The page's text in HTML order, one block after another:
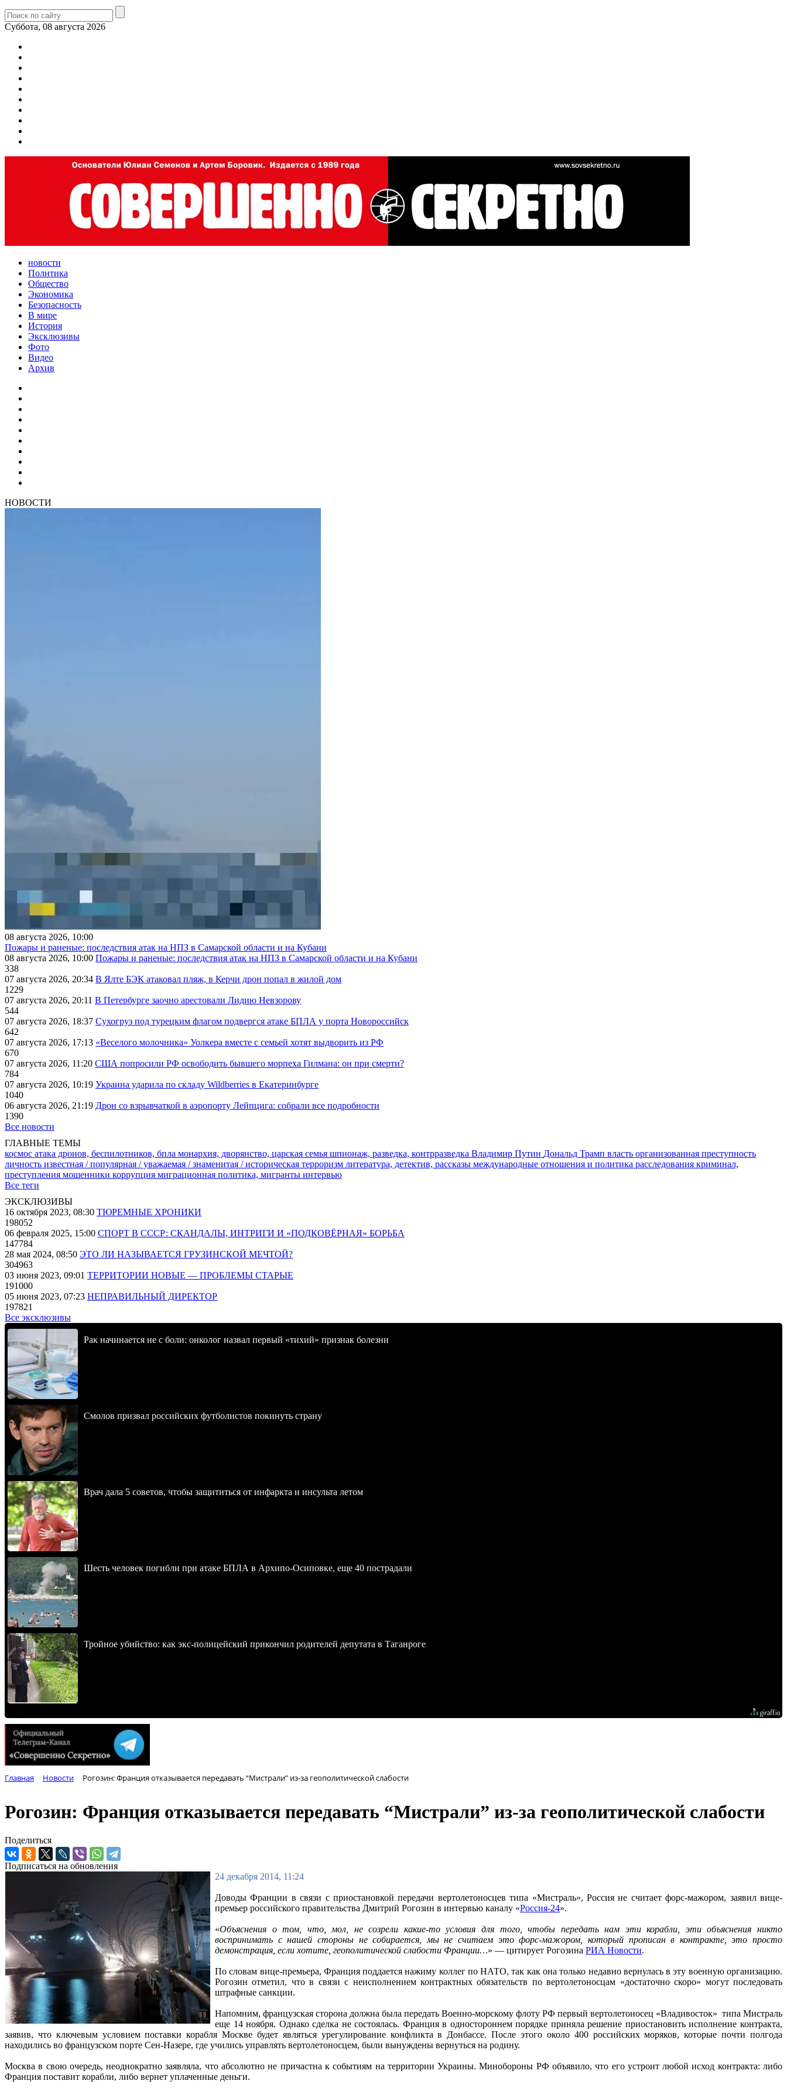
Суббота, 08 августа 2026
новости
Политика
Общество
Экономика
Безопасность
В мире
История
Эксклюзивы
Фото
Видео
Архив
НОВОСТИ
08 августа 2026, 10:00
Пожары и раненые: последствия атак на НПЗ в Самарской области и на Кубани
08 августа 2026, 10:00 Пожары и раненые: последствия атак на НПЗ в Самарской области и на Кубани
338
07 августа 2026, 20:34 В Ялте БЭК атаковал пляж, в Керчи дрон попал в жилой дом
1229
07 августа 2026, 20:11 В Петербурге заочно арестовали Лидию Невзорову
544
07 августа 2026, 18:37 Сухогруз под турецким флагом подвергся атаке БПЛА у порта Новороссийск
642
07 августа 2026, 17:13 «Веселого молочника» Уолкера вместе с семьей хотят выдворить из РФ
670
07 августа 2026, 11:20 США попросили РФ освободить бывшего морпеха Гилмана: он при смерти?
784
07 августа 2026, 10:19 Украина ударила по складу Wildberries в Екатеринбурге
1040
06 августа 2026, 21:19 Дрон со взрывчаткой в аэропорту Лейпцига: собрали все подробности
1390
Все новости
ГЛАВНЫЕ ТЕМЫ
космос атака дронов, беспилотников, бпла монархия, дворянство, царская семья шпионаж, разведка, контрразведка Владимир Путин Дональд Трамп власть организованная преступность
личность известная / популярная / уважаемая / знаменитая / историческая терроризм литература, детектив, рассказы международные отношения и политика расследования криминал,
преступления мошенники коррупция миграционная политика, мигранты интервью
Все теги
ЭКСКЛЮЗИВЫ
16 октября 2023, 08:30 ТЮРЕМНЫЕ ХРОНИКИ
198052
06 февраля 2025, 15:00 СПОРТ В СССР: СКАНДАЛЫ, ИНТРИГИ И «ПОДКОВЁРНАЯ» БОРЬБА
147784
28 мая 2024, 08:50 ЭТО ЛИ НАЗЫВАЕТСЯ ГРУЗИНСКОЙ МЕЧТОЙ?
304963
03 июня 2023, 09:01 ТЕРРИТОРИИ НОВЫЕ — ПРОБЛЕМЫ СТАРЫЕ
191000
05 июня 2023, 07:23 НЕПРАВИЛЬНЫЙ ДИРЕКТОР
197821
Все эксклюзивы
Рак начинается не с боли: онколог назвал первый «тихий» признак болезни
Смолов призвал российских футболистов покинуть страну
Врач дала 5 советов, чтобы защититься от инфаркта и инсульта летом
Шесть человек погибли при атаке БПЛА в Архипо-Осиповке, еще 40 пострадали
Тройное убийство: как экс-полицейский прикончил родителей депутата в Таганроге
Главная Новости Рогозин: Франция отказывается передавать “Мистрали” из-за геополитической слабости
Рогозин: Франция отказывается передавать “Мистрали” из-за геополитической слабости
Поделиться
Подписаться на обновления
24 декабря 2014, 11:24
Доводы Франции в связи с приостановкой передачи вертолетоносцев типа «Мистраль», Россия не считает форс-мажором, заявил вице-
премьер российского правительства Дмитрий Рогозин в интервью каналу «Россия-24».
«Объяснения о том, что, мол, не созрели какие-то условия для того, чтобы передать нам эти корабли, эти объяснения никто
воспринимать с нашей стороны не собирается, мы не считаем это форс-мажором, который прописан в контракте, это просто
демонстрация, если хотите, геополитической слабости Франции…» — цитирует Рогозина РИА Новости.
По словам вице-премьера, Франция поддается нажиму коллег по НАТО, так как она только недавно вернулась в эту военную организацию.
Рогозин отметил, что в связи с неисполнением контрактных обязательств по вертолетоносцам «достаточно скоро» могут последовать
штрафные санкции.
Напомним, французская сторона должна была передать Военно-морскому флоту РФ первый вертолетоносец «Владивосток» типа Мистраль
еще 14 ноября. Однако сделка не состоялась. Франция в одностороннем порядке приняла решение приостановить исполнение контракта,
заявив, что ключевым условием поставки корабля Москве будет являться урегулирование конфликта в Донбассе. После этого около 400 российских моряков, которые почти полгода
находились во французском порте Сен-Назере, где учились управлять вертолетоносцем, были вынуждены вернуться на родину.
Москва в свою очередь, неоднократно заявляла, что абсолютно не причастна к событиям на территории Украины. Минобороны РФ объявило, что его устроит любой исход контракта: либо
Франция поставит корабли, либо вернет уплаченные деньги.